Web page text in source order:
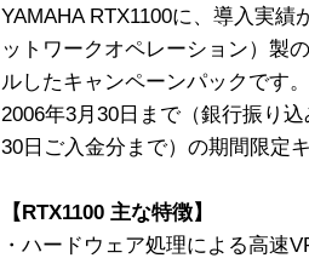
YAMAHA RTX1100に、導入実
ットワークオペレーション）製
ルしたキャンペーンパックです。
2006年3月30日まで（銀行振り
30日ご入金分まで）の期間限定
【RTX1100 主な特徴】
・ハードウェア処理による高速